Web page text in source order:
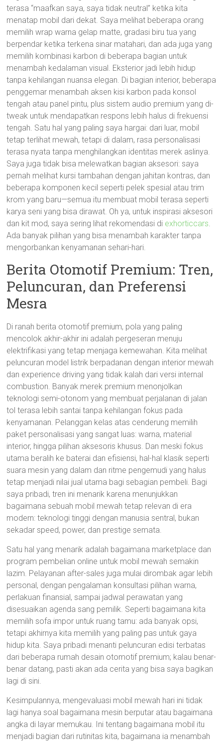
terasa “maafkan saya, saya tidak neutral” ketika kita
menatap mobil dari dekat. Saya melihat beberapa orang
memilih wrap warna gelap matte, gradasi biru tua yang
berpendar ketika terkena sinar matahari, dan ada juga yang
memilih kombinasi karbon di beberapa bagian untuk
menambah kedalaman visual. Eksterior jadi lebih hidup
tanpa kehilangan nuansa elegan. Di bagian interior, beberapa
penggemar menambah aksen kisi karbon pada konsol
tengah atau panel pintu, plus sistem audio premium yang di-
tweak untuk mendapatkan respons lebih halus di frekuensi
tengah. Satu hal yang paling saya hargai: dari luar, mobil
tetap terlihat mewah, tetapi di dalam, rasa personalisasi
terasa nyata tanpa menghilangkan identitas merek aslinya.
Saya juga tidak bisa melewatkan bagian aksesori: saya
pernah melihat kursi tambahan dengan jahitan kontras, dan
beberapa komponen kecil seperti pelek spesial atau trim
krom yang baru—semua itu membuat mobil terasa seperti
karya seni yang bisa dirawat. Oh ya, untuk inspirasi aksesori
dan kit mod, saya sering lihat rekomendasi di exhorticcars.
Ada banyak pilihan yang bisa menambah karakter tanpa
mengorbankan kenyamanan sehari-hari.
Berita Otomotif Premium: Tren,
Peluncuran, dan Preferensi
Mesra
Di ranah berita otomotif premium, pola yang paling
mencolok akhir-akhir ini adalah pergeseran menuju
elektrifikasi yang tetap menjaga kemewahan. Kita melihat
peluncuran model listrik berpadanan dengan interior mewah
dan experience driving yang tidak kalah dari versi internal
combustion. Banyak merek premium menonjolkan
teknologi semi-otonom yang membuat perjalanan di jalan
tol terasa lebih santai tanpa kehilangan fokus pada
kenyamanan. Pelanggan kelas atas cenderung memilih
paket personalisasi yang sangat luas: warna, material
interior, hingga pilihan aksesoris khusus. Dan meski fokus
utama beralih ke baterai dan efisiensi, hal-hal klasik seperti
suara mesin yang dalam dan ritme pengemudi yang halus
tetap menjadi nilai jual utama bagi sebagian pembeli. Bagi
saya pribadi, tren ini menarik karena menunjukkan
bagaimana sebuah mobil mewah tetap relevan di era
modern: teknologi tinggi dengan manusia sentral, bukan
sekadar speed, power, dan prestige semata.
Satu hal yang menarik adalah bagaimana marketplace dan
program pembelian online untuk mobil mewah semakin
lazim. Pelayanan after-sales juga mulai dirombak agar lebih
personal, dengan pengalaman konsultasi pilihan warna,
perlakuan finansial, sampai jadwal perawatan yang
disesuaikan agenda sang pemilik. Seperti bagaimana kita
memilih sofa impor untuk ruang tamu: ada banyak opsi,
tetapi akhirnya kita memilih yang paling pas untuk gaya
hidup kita. Saya pribadi menanti peluncuran edisi terbatas
dari beberapa rumah desain otomotif premium; kalau benar-
benar datang, pasti akan ada cerita yang bisa saya bagikan
lagi di sini.
Kesimpulannya, mengevaluasi mobil mewah hari ini tidak
lagi hanya soal bagaimana mesin berputar atau bagaimana
angka di layar memukau. Ini tentang bagaimana mobil itu
menjadi bagian dari rutinitas kita, bagaimana ia menambah